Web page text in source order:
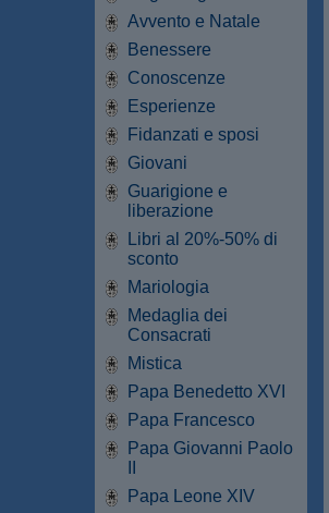
Avvento e Natale
Benessere
Conoscenze
Esperienze
Fidanzati e sposi
Giovani
Guarigione e
liberazione
Libri al 20%-50% di
sconto
Mariologia
Medaglia dei
Consacrati
Mistica
Papa Benedetto XVI
Papa Francesco
Papa Giovanni Paolo
Papa Leone XIV